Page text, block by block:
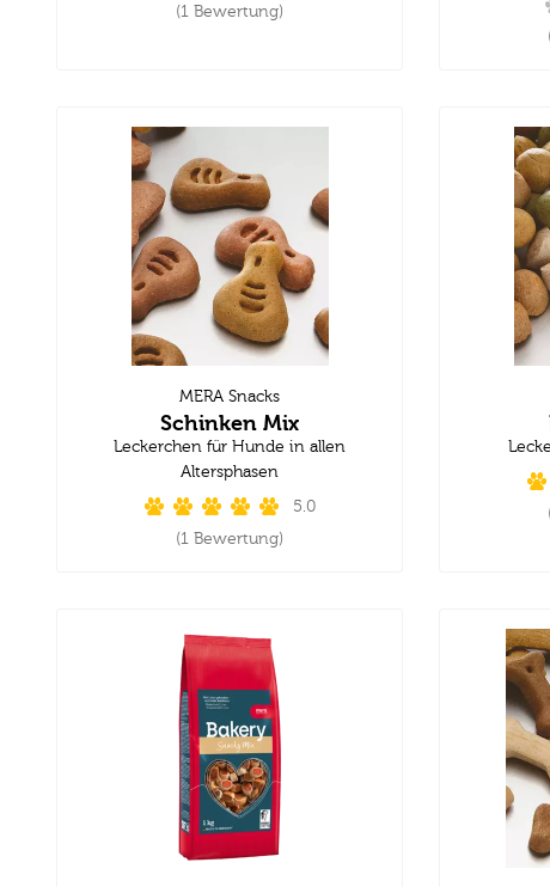
(1 Bewertung)
MERA Snacks
Schinken Mix
Leckerchen für Hunde in allen
Altersphasen
5.0
(1 Bewertung)